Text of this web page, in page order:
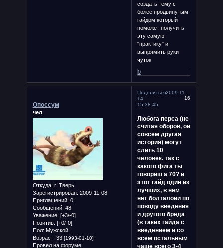
создать тему с
более продвинутым
гайдом который
поможет получить
эту самую
"практику" и
выпрямить руки
чуток
0
Поделиться
16
2009-11-
14
15:38:45
Опоссум
чел
Откуда: г. Тверь
Зарегистрирован: 2009-11-08
Приглашений: 0
Сообщений: 48
Уважение: [+3/-0]
Позитив: [+0/-0]
Пол: Мужской
Возраст: 33 [1993-01-10]
Провел на форуме:
Любога перса (не
считая оборов, ои
совсем другая
история) могут
слить 10
человек. так с
какого фига ты
говориш а 70? и
этот гайд один из
лучших, в нем
нет болталоии по
поводу введения
и другого бреда
(в таких гайда с
введением и со
всем остальным
чаще всего 3-4